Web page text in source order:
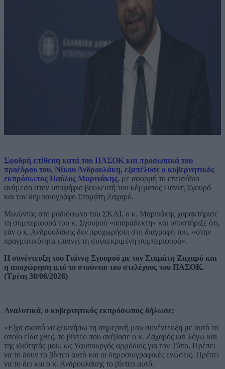
Σφοδρή επίθεση κατά του ΠΑΣΟΚ και προσωπικά του
προέδρου του, Νίκου Ανδρουλάκη, εξαπέλυσε ο κυβερνητικός
εκπρόσωπος Παύλος Μαρινάκης, με αφορμή το επεισόδιο
ανάμεσα στον υποψήφιο βουλευτή του κόμματος Γιάννη Σγουρό
και τον δημοσιογράφο Σταμάτη Ζαχαρό.
Μιλώντας στο ραδιόφωνο του ΣΚΑΪ, ο κ. Μαρινάκης χαρακτήρισε
τη συμπεριφορά του κ. Σγουρού «απαράδεκτη» και υποστήριξε ότι,
εάν ο κ. Ανδρουλάκης δεν προχωρήσει στη διαγραφή του, «στην
πραγματικότητα επαινεί τη συγκεκριμένη συμπεριφορά».
Η συνέντευξη του Γιάννη Σγουρού με τον Σταμάτη Ζαχαρό και
η αποχώρηση από το στούντιο του στελέχους του ΠΑΣΟΚ.
(Τρίτη 30/06/2026)
Αναλυτικά, ο κυβερνητικός εκπρόσωπος δήλωσε:
«Είχα σκοπό να ξεκινήσω τη σημερινή μου συνέντευξη με αυτό το
οποίο είδα χθες, το βίντεο που ανέβασε ο κ. Ζαχαρός και λόγω και
της ιδιότητάς μου, ως Υφυπουργός αρμόδιος για τον Τύπο. Πρέπει
να το δουν το βίντεο αυτό και οι δημοσιογραφικές ενώσεις. Πρέπει
να το δει και ο κ. Ανδρουλάκης το βίντεο αυτό.